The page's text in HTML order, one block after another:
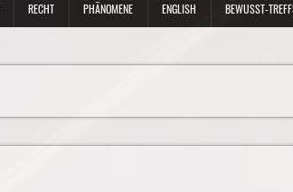
RECHT PHÄNOMENE ENGLISH BEWUSST-TREFFS